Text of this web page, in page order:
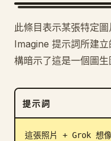
提示詞
定價
下載
此條目表示某張特定
Imagine 提示詞所建
構暗示了這是一個圖
提示詞
這張照片 + Grok 想